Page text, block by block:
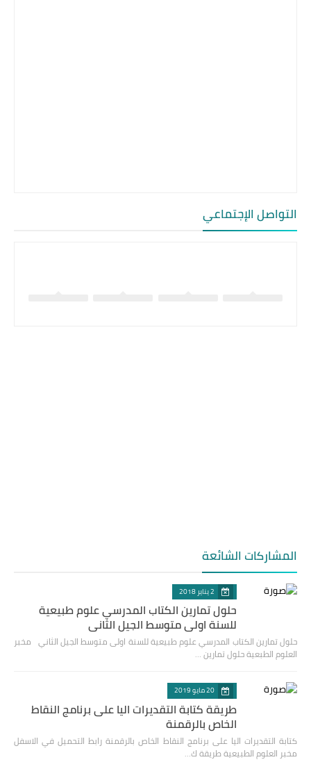
التواصل الإجتماعي
المشاركات الشائعة
2 يناير 2018
حلول تمارين الكتاب المدرسي علوم طبيعية
للسنة اولى متوسط الجيل الثاني
حلول تمارين الكتاب المدرسي علوم طبيعية للسنة اولى متوسط الجيل الثاني مخبر
العلوم الطبعية حلول تمارين …
20 مايو 2019
طريقة كتابة التقديرات اليا على برنامج النقاط
الخاص بالرقمنة
كتابة التقديرات اليا على برنامج النقاط الخاص بالرقمنة رابط التحميل في الاسفل
مخبر العلوم الطبيعية طريقة ك…